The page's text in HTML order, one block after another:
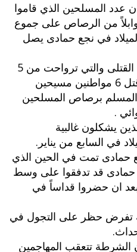
عدد المسلحين الذي قاموا
من الرصاص على جموع
في نجع حمادى يصل
وفيما تضاربت الانباء عن عدد القتلى والتي ترواحت من 5
الى 8 الا انه من المؤكد بانه قتل 6 مواطنين مسيحين
برصاص المسلحين
.
يشكلون غالبية
في السابع من يناير.
حمادى تمت في الحين الذي
حمادى قد تدفقوا على وسط
بعد ان حضروا قداساً في
تفرض حظر على التجول في
الشرطة تتعقب المهاجمين